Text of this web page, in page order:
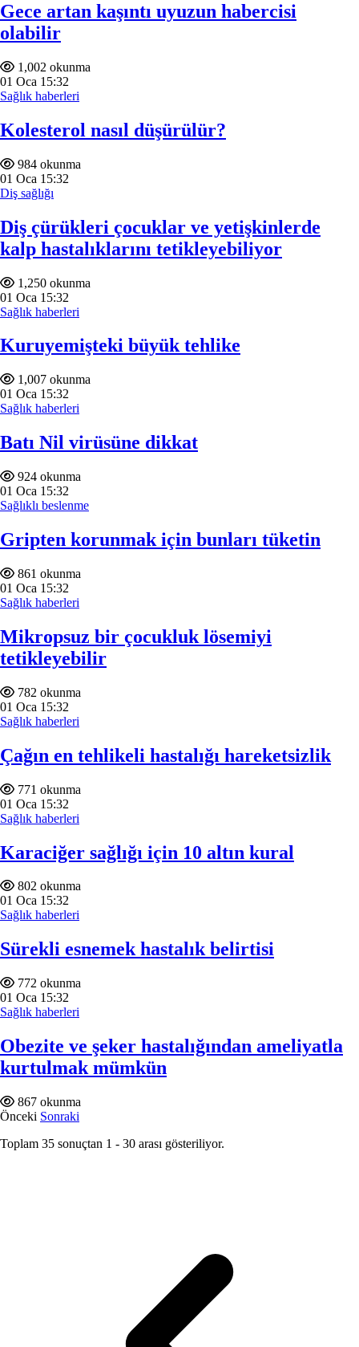
Gece artan kaşıntı uyuzun habercisi
olabilir
1,002 okunma
01 Oca 15:32
Sağlık haberleri
Kolesterol nasıl düşürülür?
984 okunma
01 Oca 15:32
Diş sağlığı
Diş çürükleri çocuklar ve yetişkinlerde
kalp hastalıklarını tetikleyebiliyor
1,250 okunma
01 Oca 15:32
Sağlık haberleri
Kuruyemişteki büyük tehlike
1,007 okunma
01 Oca 15:32
Sağlık haberleri
Batı Nil virüsüne dikkat
924 okunma
01 Oca 15:32
Sağlıklı beslenme
Gripten korunmak için bunları tüketin
861 okunma
01 Oca 15:32
Sağlık haberleri
Mikropsuz bir çocukluk lösemiyi
tetikleyebilir
782 okunma
01 Oca 15:32
Sağlık haberleri
Çağın en tehlikeli hastalığı hareketsizlik
771 okunma
01 Oca 15:32
Sağlık haberleri
Karaciğer sağlığı için 10 altın kural
802 okunma
01 Oca 15:32
Sağlık haberleri
Sürekli esnemek hastalık belirtisi
772 okunma
01 Oca 15:32
Sağlık haberleri
Obezite ve şeker hastalığından ameliyatla
kurtulmak mümkün
867 okunma
Önceki Sonraki
Toplam 35 sonuçtan 1 - 30 arası gösteriliyor.